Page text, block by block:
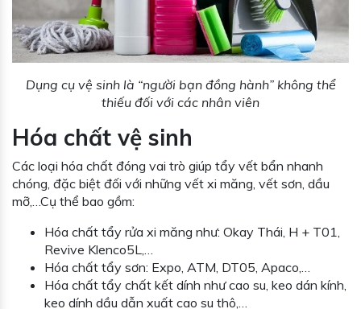
Dụng cụ vệ sinh là “người bạn đồng hành” không thể
thiếu đối với các nhân viên
Hóa chất vệ sinh
Các loại hóa chất đóng vai trò giúp tẩy vết bẩn nhanh
chóng, đặc biệt đối với những vết xi măng, vết sơn, dầu
mỡ,…Cụ thể bao gồm:
Hóa chất tẩy rửa xi măng như: Okay Thái, H + T01,
Revive Klenco5L,…
Hóa chất tẩy sơn: Expo, ATM, DT05, Apaco,…
Hóa chất tẩy chất kết dính như cao su, keo dán kính,
keo dính dầu dẫn xuất cao su thô,…